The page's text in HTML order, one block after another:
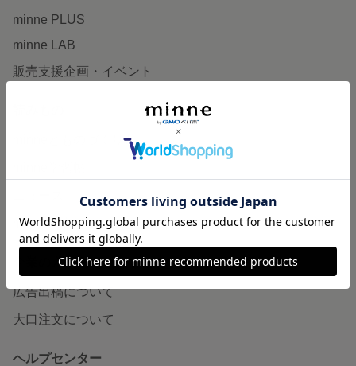
minne PLUS
minne LAB
販売支援企画・イベント
minneとものづくりと
minneの本
企業の方へ
広告出稿について
大口注文について
ヘルプセンター